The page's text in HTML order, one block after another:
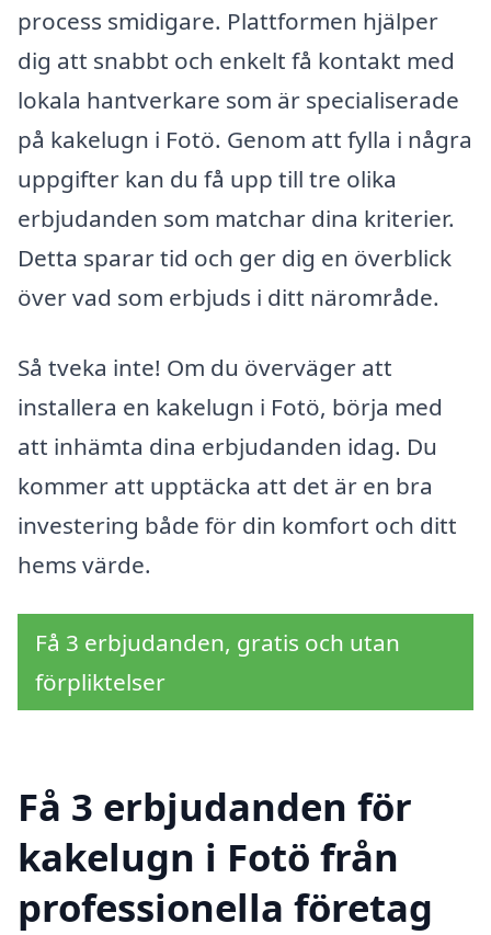
process smidigare. Plattformen hjälper
dig att snabbt och enkelt få kontakt med
lokala hantverkare som är specialiserade
på kakelugn i Fotö. Genom att fylla i några
uppgifter kan du få upp till tre olika
erbjudanden som matchar dina kriterier.
Detta sparar tid och ger dig en överblick
över vad som erbjuds i ditt närområde.
Så tveka inte! Om du överväger att
installera en kakelugn i Fotö, börja med
att inhämta dina erbjudanden idag. Du
kommer att upptäcka att det är en bra
investering både för din komfort och ditt
hems värde.
Få 3 erbjudanden, gratis och utan
förpliktelser
Få 3 erbjudanden för
kakelugn i Fotö från
professionella företag